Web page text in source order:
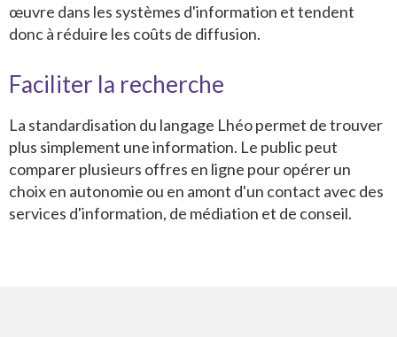
œuvre dans les systèmes d'information et tendent
donc à réduire les coûts de diffusion.
Faciliter la recherche
La standardisation du langage Lhéo permet de trouver
plus simplement une information. Le public peut
comparer plusieurs offres en ligne pour opérer un
choix en autonomie ou en amont d'un contact avec des
services d'information, de médiation et de conseil.